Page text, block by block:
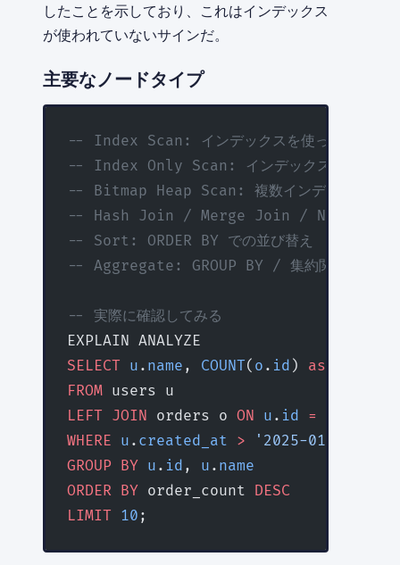
したことを示しており、これはインデックス
が使われていないサインだ。
主要なノードタイプ
-- Index Scan: インデックスを使ってデータ
-- Index Only Scan: インデックスだけでデー
-- Bitmap Heap Scan: 複数インデックスを組
-- Hash Join / Merge Join / Nested
-- Sort: ORDER BY での並び替え
-- Aggregate: GROUP BY / 集約関数
-- 実際に確認してみる
EXPLAIN ANALYZE
SELECT u . name , COUNT( o . id ) as
FROM users u
LEFT JOIN orders o ON u . id =
WHERE u . created_at > '2025-01-01'
GROUP BY u . id , u . name
ORDER BY order_count DESC
LIMIT 10 ;